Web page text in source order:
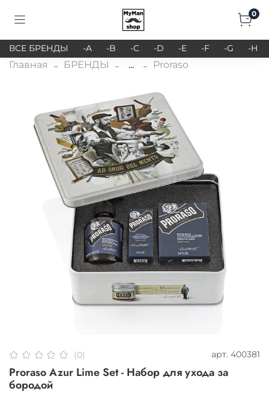
0
ВСЕ БРЕНДЫ -A -B -C -D -E -F -G -H
Главная БРЕНДЫ ... Proraso
(0) арт. 400381
Proraso Azur Lime Set - Набор для ухода за
бородой